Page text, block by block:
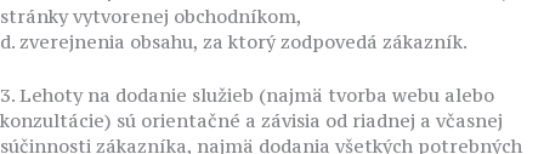
stránky vytvorenej obchodníkom,
d. zverejnenia obsahu, za ktorý zodpovedá zákazník.
3. Lehoty na dodanie služieb (najmä tvorba webu alebo
konzultácie) sú orientačné a závisia od riadnej a včasnej
súčinnosti zákazníka, najmä dodania všetkých potrebných